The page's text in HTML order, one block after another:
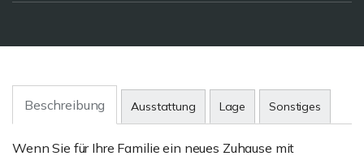
Beschreibung Ausstattung Lage Sonstiges
Wenn Sie für Ihre Familie ein neues Zuhause mit